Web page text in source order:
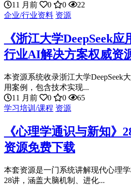
11 月前
0 0
22
企业/行业资料 资源
《浙江大学DeepSeek
行业AI解决方案权威资
本资源系统收录浙江大学DeepSeek
用案例，包含技术实现...
11 月前
0 0
65
学习培训/课程 资源
《心理学通识与新知》
资源免费下载
本套资源是一门系统讲解现代心理
28讲，涵盖大脑机制、进化...